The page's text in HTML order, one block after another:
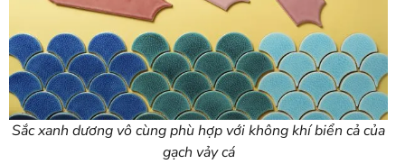
Sắc xanh dương vô cùng phù hợp với không khí biển cả của
gạch vảy cá